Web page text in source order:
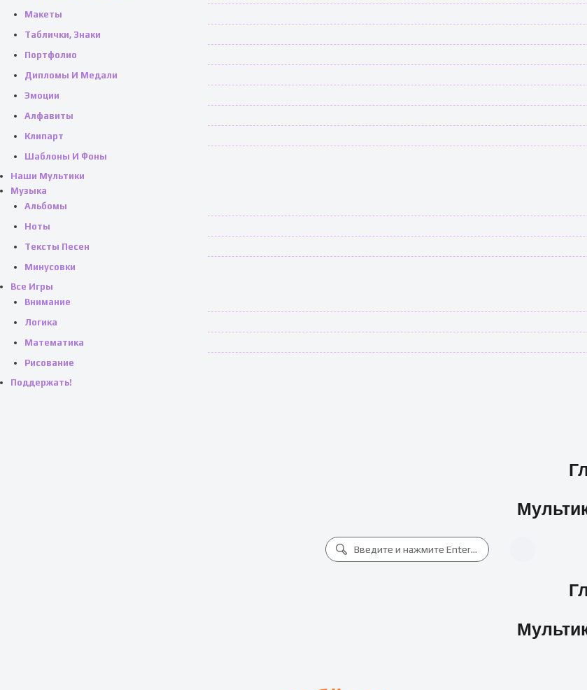
Макеты
Таблички, Знаки
Портфолио
Дипломы И Медали
Эмоции
Алфавиты
Клипарт
Шаблоны И Фоны
Наши Мультики
Музыка
Альбомы
Ноты
Тексты Песен
Минусовки
Все Игры
Внимание
Логика
Математика
Рисование
Поддержать!